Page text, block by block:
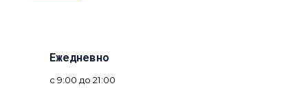
Ежедневно
с 9:00 до 21:00